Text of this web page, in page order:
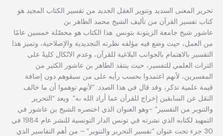
تحرير المعنى السديد وتنوير العقل الجديد من تفسير الكتاب المجيد هو
كتاب تفسير القرآن من تأليف الشيخ محمد الطاهر بن
عاشور شيخ جامعة الزيتونة بتونس. هذا الكتاب هو محصّلة خمسين عامًا
من العمل، حيث وضع فيه مؤلفه نظرته التجديدية والإصلاحية، وتميز هذا
التفسير بالاهتمام بالجوانب البلاغية للقرآن، وعدم الاتّكال كليةً على
التراث العلمي للتفسير، حيث ينتقد الطاهر بن عاشور الكثير من
المفسرين، لأنهم اعتمدوا بحسب رأيه على من سبقوهم دون إضافة
قيمة علمية تذكر، وقد قال في هذا الصدد: “لأنهم توهموا أن ما خالف
النقل عن السابقين إخراج للقرآن عما أراد الله به”. ويعد “التحرير
والتنوير من التفسير” -وهو العنوان الذي اختصره الشيخ بن عاشور في
التمهيد لكتابه الذي نشرته في تونس الدار التونسية للنشر عام 1984 في
30 جزء تحت عنوان “تفسير التحرير والتنوير” – من أهم التفاسير الذي